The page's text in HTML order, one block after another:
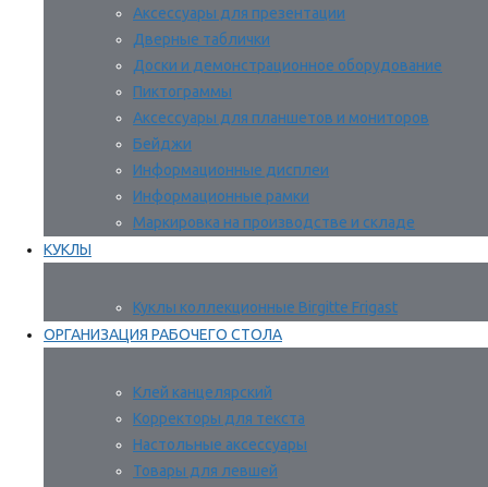
Аксессуары для презентации
Дверные таблички
Доски и демонстрационное оборудование
Пиктограммы
Аксессуары для планшетов и мониторов
Бейджи
Информационные дисплеи
Информационные рамки
Маркировка на производстве и складе
КУКЛЫ
Куклы коллекционные Birgitte Frigast
ОРГАНИЗАЦИЯ РАБОЧЕГО СТОЛА
Клей канцелярский
Корректоры для текста
Настольные аксессуары
Товары для левшей